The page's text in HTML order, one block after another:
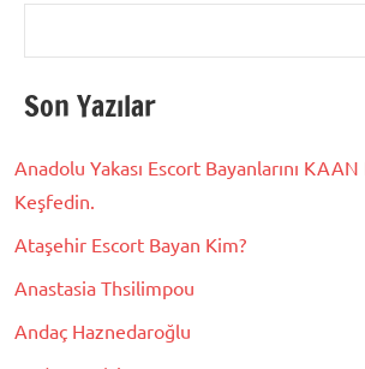
Son Yazılar
Anadolu Yakası Escort Bayanlarını
Keşfedin.
Ataşehir Escort Bayan Kim?
Anastasia Thsilimpou
Andaç Haznedaroğlu